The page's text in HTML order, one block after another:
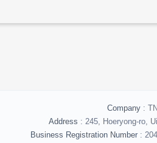
Company:
Address : 245, Hoeryong-ro,
Business Registration Number :